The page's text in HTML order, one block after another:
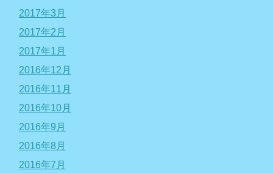
2017年3月
2017年2月
2017年1月
2016年12月
2016年11月
2016年10月
2016年9月
2016年8月
2016年7月